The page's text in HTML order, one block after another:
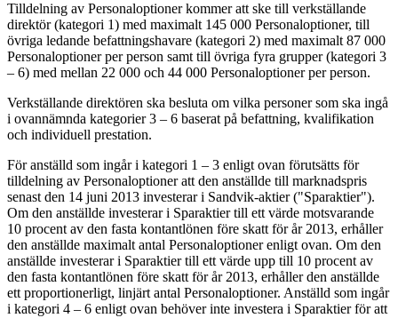
Tilldelning av Personaloptioner kommer att ske till verkställande
direktör (kategori 1) med maximalt 145 000 Personaloptioner, till
övriga ledande befattningshavare (kategori 2) med maximalt 87 000
Personaloptioner per person samt till övriga fyra grupper (kategori 3
– 6) med mellan 22 000 och 44 000 Personaloptioner per person.
Verkställande direktören ska besluta om vilka personer som ska ingå
i ovannämnda kategorier 3 – 6 baserat på befattning, kvalifikation
och individuell prestation.
För anställd som ingår i kategori 1 – 3 enligt ovan förutsätts för
tilldelning av Personaloptioner att den anställde till marknadspris
senast den 14 juni 2013 investerar i Sandvik-aktier ("Sparaktier").
Om den anställde investerar i Sparaktier till ett värde motsvarande
10 procent av den fasta kontantlönen före skatt för år 2013, erhåller
den anställde maximalt antal Personaloptioner enligt ovan. Om den
anställde investerar i Sparaktier till ett värde upp till 10 procent av
den fasta kontantlönen före skatt för år 2013, erhåller den anställde
ett proportionerligt, linjärt antal Personaloptioner. Anställd som ingår
i kategori 4 – 6 enligt ovan behöver inte investera i Sparaktier för att